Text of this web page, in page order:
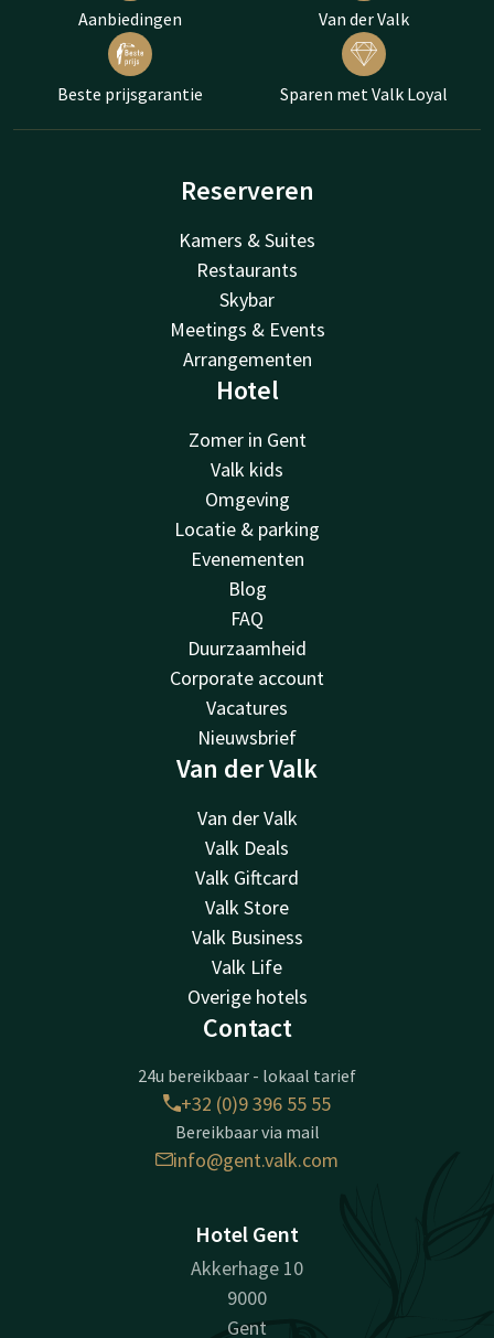
Aanbiedingen Van der Valk
Beste prijsgarantie Sparen met Valk Loyal
Reserveren
Kamers & Suites
Restaurants
Skybar
Meetings & Events
Arrangementen
Hotel
Zomer in Gent
Valk kids
Omgeving
Locatie & parking
Evenementen
Blog
FAQ
Duurzaamheid
Corporate account
Vacatures
Nieuwsbrief
Van der Valk
Van der Valk
Valk Deals
Valk Giftcard
Valk Store
Valk Business
Valk Life
Overige hotels
Contact
24u bereikbaar - lokaal tarief
+32 (0)9 396 55 55
Bereikbaar via mail
info@gent.valk.com
Hotel Gent
Akkerhage 10
9000
Gent